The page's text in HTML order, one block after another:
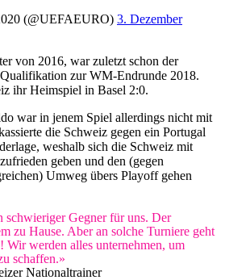
(@UEFAEURO) 3. Dezember
von 2016, war zuletzt schon der
zur WM-Endrunde 2018.
ihr Heimspiel in Basel 2:0.
war in jenem Spiel allerdings nicht mit
die Schweiz gegen ein Portugal
weshalb sich die Schweiz mit
geben und den (gegen
Umweg übers Playoff gehen
schwieriger Gegner für uns. Der
zu Hause. Aber an solche Turniere geht
Wir werden alles unternehmen, um
schaffen.»
Nationaltrainer